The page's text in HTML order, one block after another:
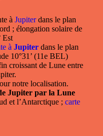
à Jupiterdans le plan
; élongation solaire de
Est
à Jupiter dans le plan
10°31’ (11e BEL)
croissant de Lune entre
notre localisation.
Jupiter par la Lune
et l’Antarctique ; carte